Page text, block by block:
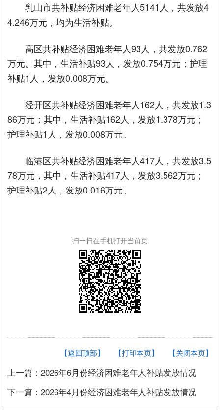
乳山市共补贴经济困难老年人5141人，共发放4
4.246万元，均为生活补贴。
高区共补贴经济困难老年人93人，共发放0.762
万元。其中，生活补贴93人，发放0.754万元；护理
补贴1人，发放0.008万元。
经开区共补贴经济困难老年人162人，共发放1.3
86万元；其中，生活补贴162人，发放1.378万元；
护理补贴1人，发放0.008万元。
临港区共补贴经济困难老年人417人，共发放3.5
78万元，其中，生活补贴417人，发放3.562万元；
护理补贴2人，发放0.016万元。
扫一扫在手机打开当前页
【关闭本页】
【打印本页】
【返回顶部】
上一篇：2026年6月份经济困难老年人补贴发放情况
下一篇：2026年4月份经济困难老年人补贴发放情况